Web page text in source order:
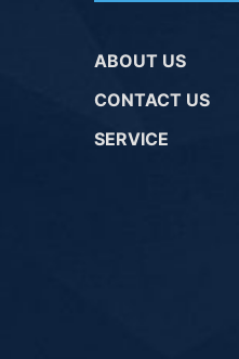
ABOUT US
CONTACT US
SERVICE